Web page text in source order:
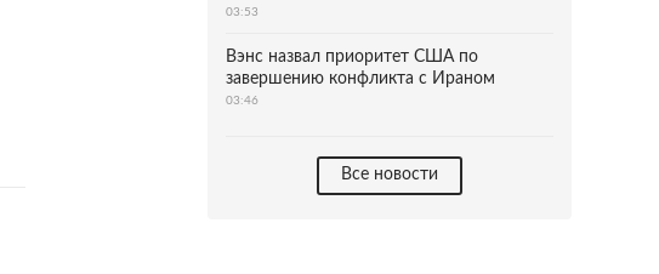
03:53
Вэнс назвал приоритет США по
завершению конфликта с Ираном
03:46
Все новости